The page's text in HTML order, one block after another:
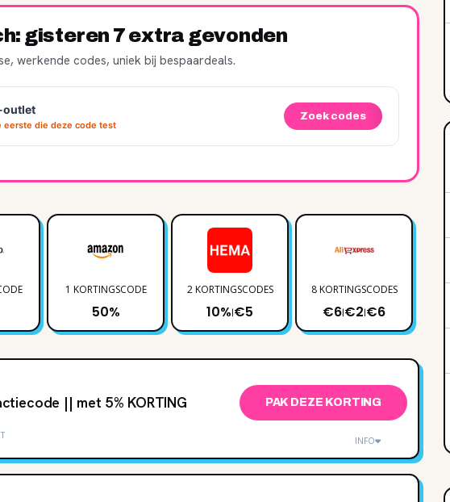
gisteren 7 extra gevonden
werkende codes, uniek bij bespaardeals.
outlet
eerste die deze code test
Zoek codes
1 KORTINGSCODE
50%
2 KORTINGSCODES
10%|€5
8 KORTINGSCODES
€6|€2|€6
|| met 5‌% KORTING PAK DEZE KORTING
INFO